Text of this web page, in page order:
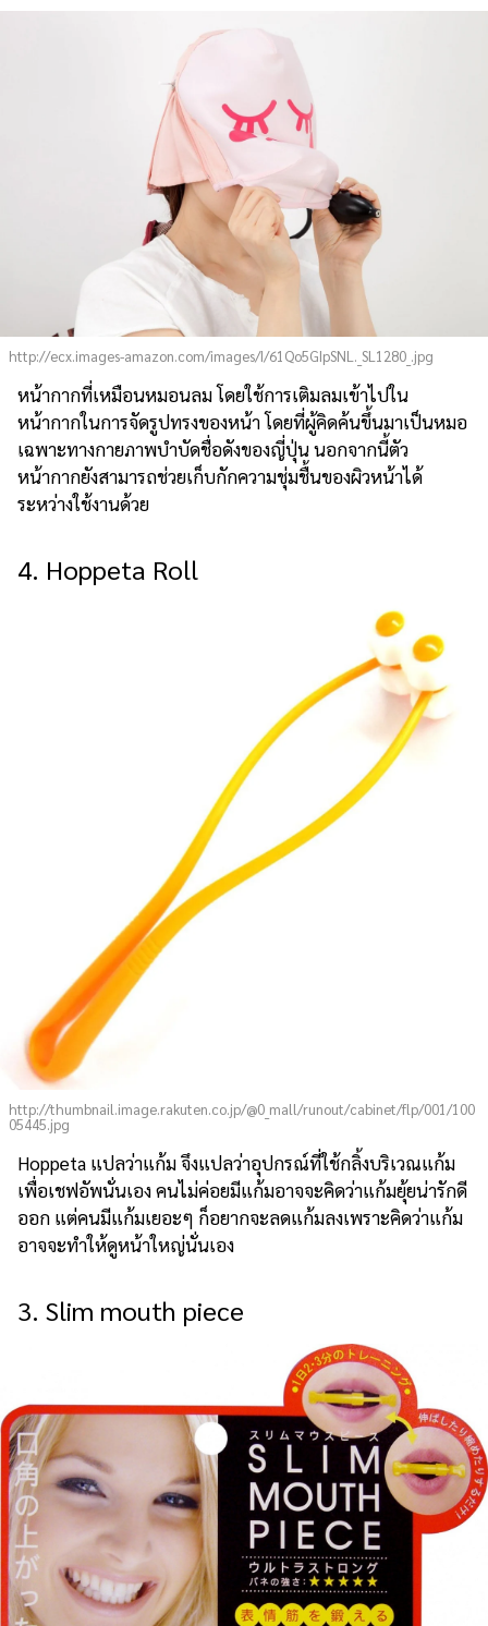
http://ecx.images-amazon.com/images/I/61Qo5GIpSNL._SL1280_.jpg
หน้ากากที่เหมือนหมอนลม โดยใช้การเติมลมเข้าไปใน
หน้ากากในการจัดรูปทรงของหน้า โดยที่ผู้คิดค้นขึ้นมาเป็นหมอ
เฉพาะทางกายภาพบำบัดชื่อดังของญี่ปุ่น นอกจากนี้ตัว
หน้ากากยังสามารถช่วยเก็บกักความชุ่มชื้นของผิวหน้าได้
ระหว่างใช้งานด้วย
4. Hoppeta Roll
http://thumbnail.image.rakuten.co.jp/@0_mall/runout/cabinet/flp/001/100
05445.jpg
Hoppeta แปลว่าแก้ม จึงแปลว่าอุปกรณ์ที่ใช้กลิ้งบริเวณแก้ม
เพื่อเชฟอัพนั่นเอง คนไม่ค่อยมีแก้มอาจจะคิดว่าแก้มยุ้ยน่ารักดี
ออก แต่คนมีแก้มเยอะๆ ก็อยากจะลดแก้มลงเพราะคิดว่าแก้ม
อาจจะทำให้ดูหน้าใหญ่นั่นเอง
3. Slim mouth piece